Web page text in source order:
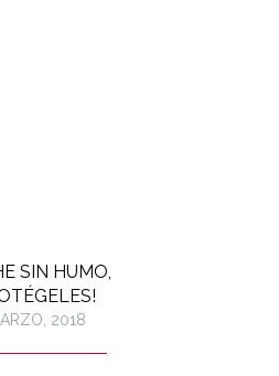
SIN HUMO,
2018